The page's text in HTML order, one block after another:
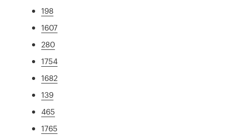
198
1607
280
1754
1682
139
465
1765